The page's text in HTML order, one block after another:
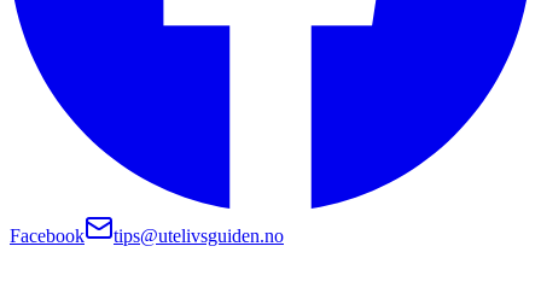
Facebook tips@utelivsguiden.no